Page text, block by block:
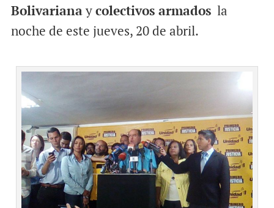
Bolivarianaycolectivos armadosla
noche de este jueves, 20 de abril.